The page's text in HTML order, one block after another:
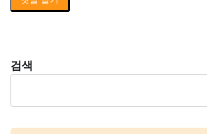
검색